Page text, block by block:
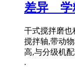
差异 _
干式搅拌磨也
搅拌轴,带动
高,与分级机
.